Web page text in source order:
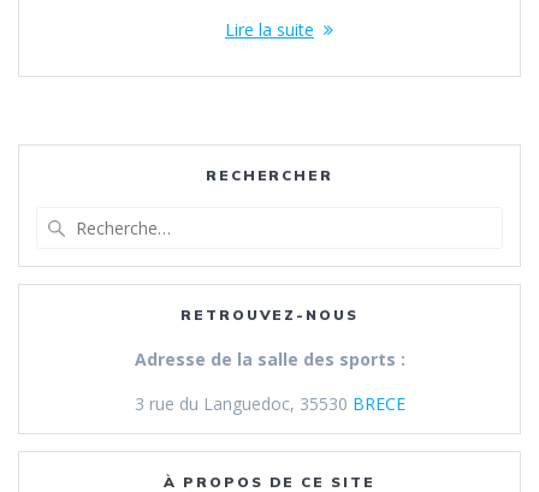
Lire la suite
RECHERCHER
:
RETROUVEZ-NOUS
Adresse de la salle des sports :
3 rue du Languedoc, 35530 BRECE
À PROPOS DE CE SITE